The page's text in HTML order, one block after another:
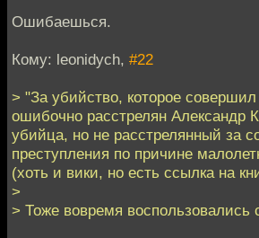
Ошибаешься.
Кому: leonidych, #22
> "За убийство, которое
ошибочно расстрелян Александр
убийца, но не расстрелянный за
преступления по причине
(хоть и вики, но есть ссылка на
>
> Тоже вовремя воспользовались